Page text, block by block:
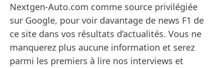
Nextgen-Auto.com comme source privilégiée
sur Google, pour voir davantage de news F1 de
ce site dans vos résultats d’actualités. Vous ne
manquerez plus aucune information et serez
parmi les premiers à lire nos interviews et